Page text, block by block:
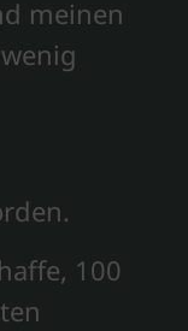
meinen
100